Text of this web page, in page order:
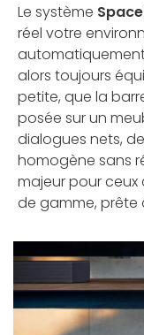
Le système
réel votre
alors toujours
petite, que la
posée sur un
dialogues nets,
homogène sans
majeur pour
de gamme, prête